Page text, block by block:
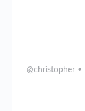
@christopher •